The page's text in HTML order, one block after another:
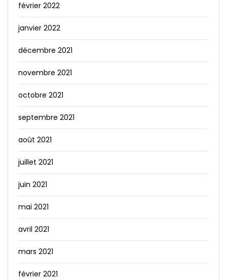
février 2022
janvier 2022
décembre 2021
novembre 2021
octobre 2021
septembre 2021
août 2021
juillet 2021
juin 2021
mai 2021
avril 2021
mars 2021
février 2021